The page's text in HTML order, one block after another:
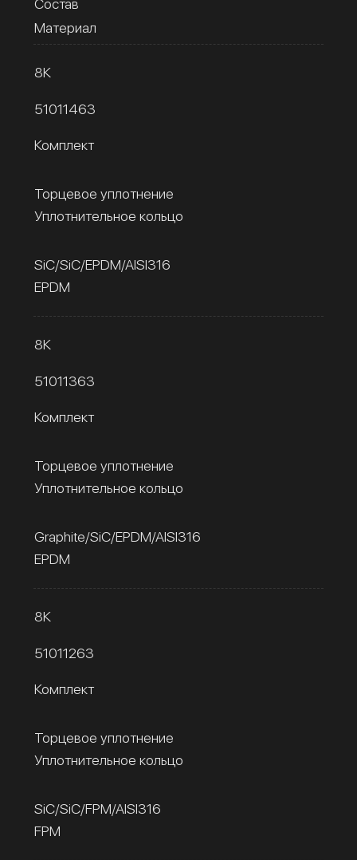
Материал
8К
51011463
Комплект
Торцевое уплотнение
Уплотнительное кольцо
SiC/SiC/EPDM/AISI316
EPDM
8К
51011363
Комплект
Торцевое уплотнение
Уплотнительное кольцо
Graphite/SiC/EPDM/AISI316
EPDM
8К
51011263
Комплект
Торцевое уплотнение
Уплотнительное кольцо
SiC/SiC/FPM/AISI316
FPM